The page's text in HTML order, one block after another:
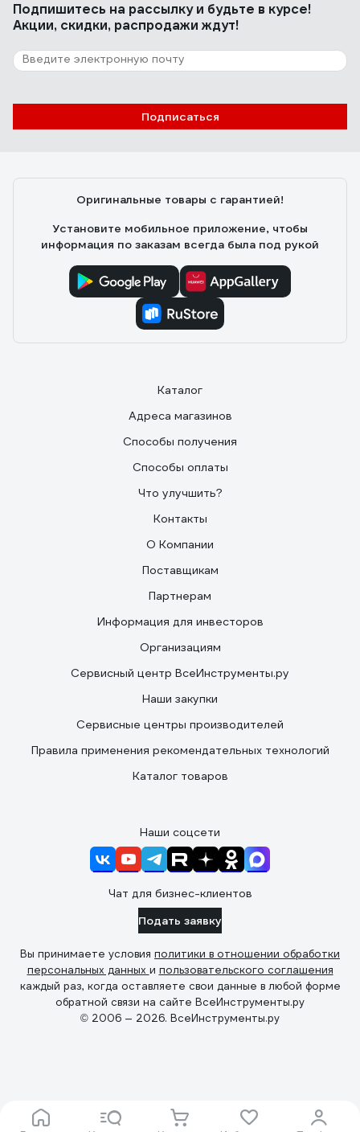
Подпишитесь на рассылкуи будьте в курсе!
Акции, скидки, распродажи ждут!
Подписаться
Оригинальные товары с гарантией!
Установите мобильное приложение, чтобы
информация по заказам всегда была под рукой
Каталог
Адреса магазинов
Способы получения
Способы оплаты
Что улучшить?
Контакты
О Компании
Поставщикам
Партнерам
Информация для инвесторов
Организациям
Сервисный центр ВсеИнструменты.ру
Наши закупки
Сервисные центры производителей
Правила применения рекомендательных технологий
Каталог товаров
Наши соцсети
Чат для бизнес-клиентов
Подать заявку
Вы принимаете условия политики в отношении обработки
персональных данных и пользовательского соглашения
каждый раз, когда оставляете свои данные в любой форме
обратной связи на сайте ВсеИнструменты.ру
© 2006 — 2026. ВсеИнструменты.ру